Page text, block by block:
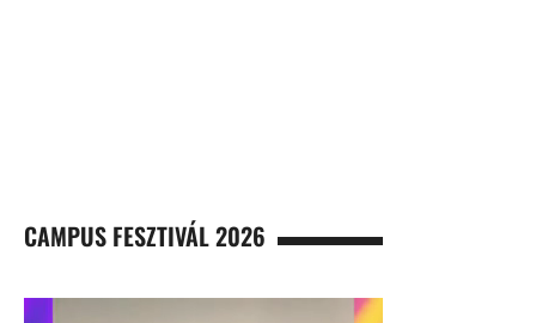
CAMPUS FESZTIVÁL 2026